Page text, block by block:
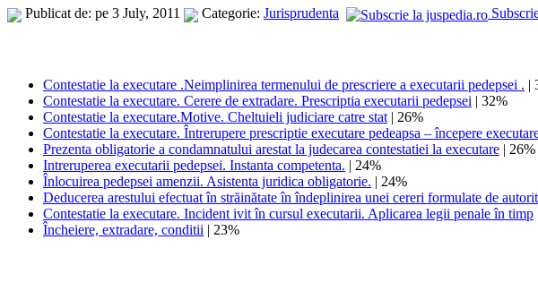
Publicat de: pe 3 July, 2011
Categorie: Jurisprudenta
Contestatie la executare .Neimplinirea termenului de prescriere a executarii pedepsei . |
Contestatie la executare. Cerere de extradare. Prescriptia executarii pedepsei | 32%
Contestatie la executare.Motive. Cheltuieli judiciare catre stat | 26%
Contestatie la executare. Întrerupere prescriptie executare pedeapsa – începere
Prezenta obligatorie a condamnatului arestat la judecarea contestatiei la executare | 26%
Intreruperea executarii pedepsei. Instanta competenta. | 24%
Înlocuirea pedepsei amenzii. Asistenta juridica obligatorie. | 24%
Deducerea arestului efectuat în străinătate în îndeplinirea unei cereri formulate de
Contestatie la executare. Incident ivit în cursul executarii. Aplicarea legii penale în timp
Încheiere, extradare, conditii | 23%